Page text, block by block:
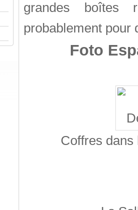
grandes boîtes
probablement pour
Foto
Coffres dans